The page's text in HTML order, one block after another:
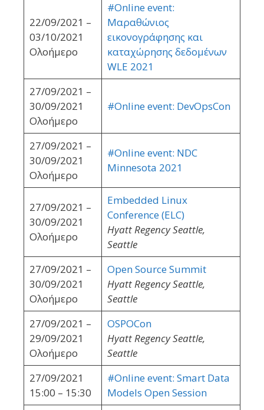
22/09/2021 –
03/10/2021
Ολοήμερο
#Online event:
Μαραθώνιος
εικονογράφησης και
καταχώρησης δεδομένων
WLE 2021
27/09/2021 –
30/09/2021
Ολοήμερο
#Online event: DevOpsCon
27/09/2021 –
30/09/2021
Ολοήμερο
#Online event: NDC
Minnesota 2021
27/09/2021 –
30/09/2021
Ολοήμερο
Embedded Linux
Conference (ELC)
Hyatt Regency Seattle,
Seattle
27/09/2021 –
30/09/2021
Ολοήμερο
Open Source Summit
Hyatt Regency Seattle,
Seattle
27/09/2021 –
29/09/2021
Ολοήμερο
OSPOCon
Hyatt Regency Seattle,
Seattle
27/09/2021
15:00 – 15:30
#Online event: Smart Data
Models Open Session